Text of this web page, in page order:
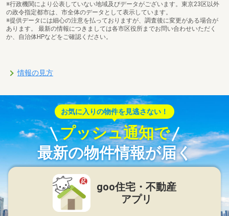
※行政機関により公表していない地域及びデータがございます。東京23区以外
の政令指定都市は、市全体のデータとして表示しています。
※提供データには細心の注意を払っておりますが、調査後に変更がある場合が
あります。 最新の情報につきましては各市区役所までお問い合わせいただく
か、自治体HPなどをご確認ください。
情報の見方
お気に入りの物件を見逃さない！
プッシュ通知で
最新の物件情報が届く
goo住宅・不動産
アプリ